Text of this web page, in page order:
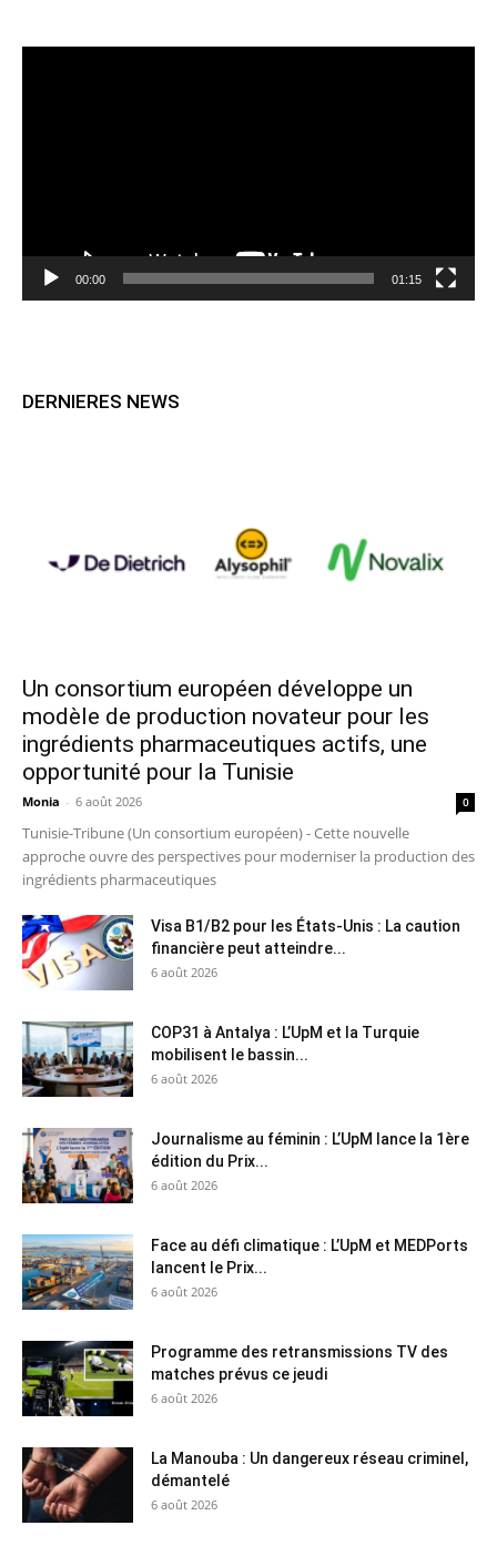
00:00 01:15
DERNIERES NEWS
Un consortium européen développe un
modèle de production novateur pour les
ingrédients pharmaceutiques actifs, une
opportunité pour la Tunisie
Monia - 6 août 2026 0
Tunisie-Tribune (Un consortium européen) - Cette nouvelle
approche ouvre des perspectives pour moderniser la production des
ingrédients pharmaceutiques
Visa B1/B2 pour les États-Unis : La caution
financière peut atteindre...
6 août 2026
COP31 à Antalya : L’UpM et la Turquie
mobilisent le bassin...
6 août 2026
Journalisme au féminin : L’UpM lance la 1ère
édition du Prix...
6 août 2026
Face au défi climatique : L’UpM et MEDPorts
lancent le Prix...
6 août 2026
Programme des retransmissions TV des
matches prévus ce jeudi
6 août 2026
La Manouba : Un dangereux réseau criminel,
démantelé
6 août 2026